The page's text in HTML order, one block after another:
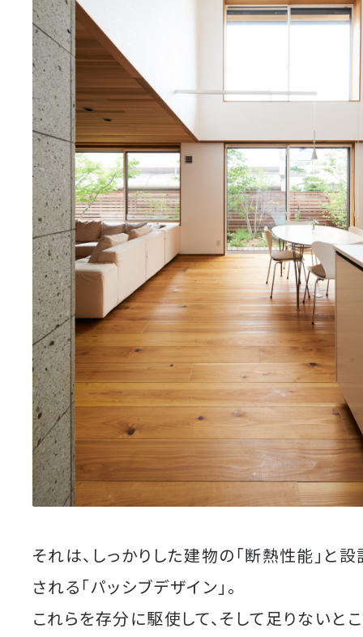
それは、しっかりした建物の「断熱性能」と
される「パッシブデザイン」。
これらを存分に駆使して、そして足りないと